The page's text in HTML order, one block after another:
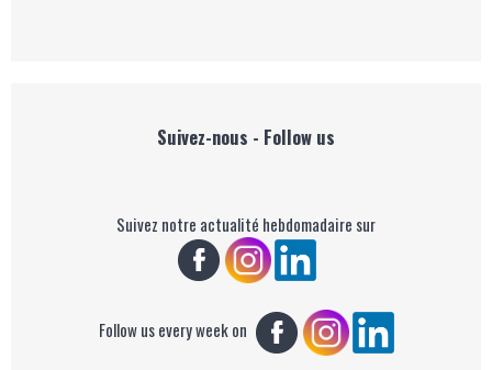
Suivez-nous - Follow us
Suivez notre actualité hebdomadaire sur
Follow us every week on